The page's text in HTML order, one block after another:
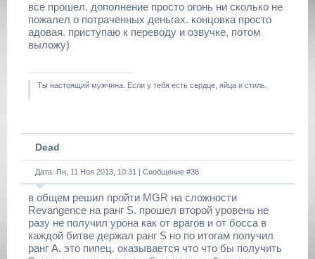
все прошел. дополнение просто огонь ни сколько не
пожалел о потраченных деньгах. концовка просто
адовая. приступаю к переводу и озвучке, потом
выложу)
Ты настоящий мужчина. Если у тебя есть сердце, яйца и стиль.
Dead
Дата: Пн, 11 Ноя 2013, 10:31 | Сообщение #38
в общем решил пройти MGR на сложности
Revangence на ранг S. прошел второй уровень не
разу не получил урона как от врагов и от босса в
каждой битве держал ранг S но по итогам получил
ранг A. это пипец. оказывается что что бы получить